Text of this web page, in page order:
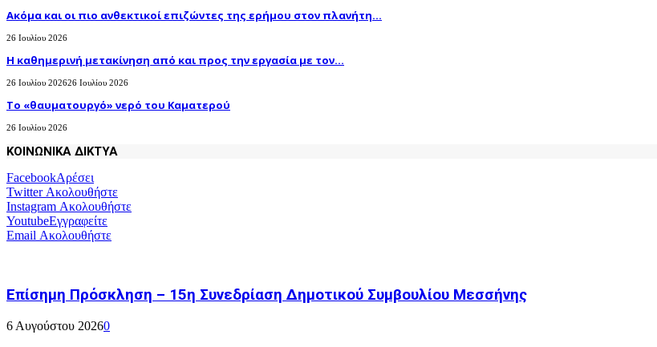
Ακόμα και οι πιο ανθεκτικοί επιζώντες της ερήμου στον πλανήτη...
26 Ιουλίου 2026
H καθημερινή μετακίνηση από και προς την εργασία με τον...
26 Ιουλίου 202626 Ιουλίου 2026
Το «θαυματουργό» νερό του Καματερού
26 Ιουλίου 2026
ΚΟΙΝΩΝΙΚΑ ΔΙΚΤΥΑ
FacebookΑρέσει
TwitterΑκολουθήστε
Instagram Ακολουθήστε
YoutubeΕγγραφείτε
Email Ακολουθήστε
Επίσημη Πρόσκληση – 15η Συνεδρίαση Δημοτικού Συμβουλίου Μεσσήνης
6 Αυγούστου 20260